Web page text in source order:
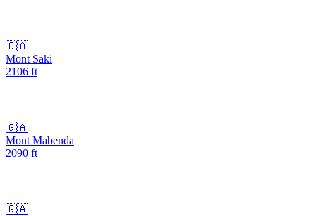
🇬🇦
Mont Saki
2106 ft
🇬🇦
Mont Mabenda
2090 ft
🇬🇦